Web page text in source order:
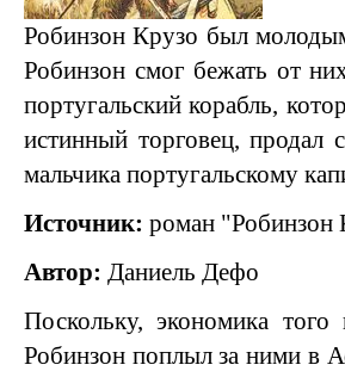
Робинзон Крузо был
Робинзон смог бежать от
португальский корабль,
истинный торговец,
мальчика португальскому
Источник: роман "Робинзон
Автор: Даниель Дефо
Поскольку, экономика
Робинзон поплыл за ними в